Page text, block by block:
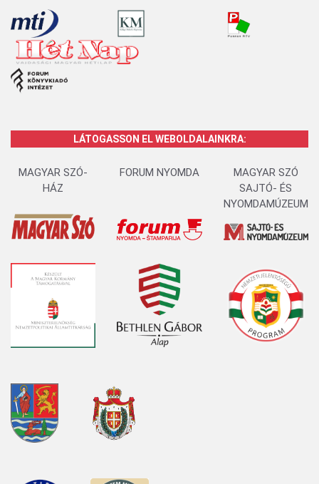
LÁTOGASSON EL WEBOLDALAINKRA:
MAGYAR SZÓ-
HÁZ
FORUM NYOMDA
MAGYAR SZÓ
SAJTÓ- ÉS
NYOMDAMÚZEUM